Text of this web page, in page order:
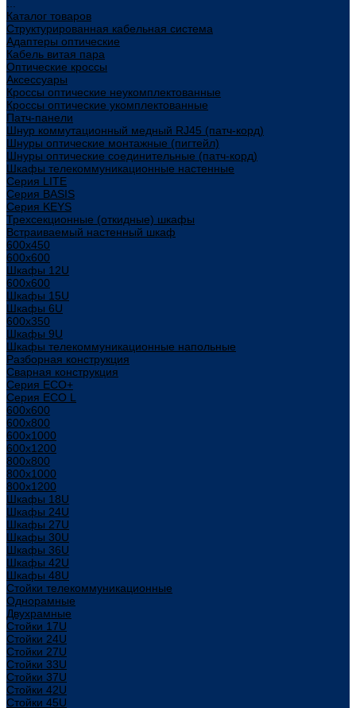
Каталог товаров
Структурированная кабельная система
Адаптеры оптические
Кабель витая пара
Оптические кроссы
Аксессуары
Кроссы оптические неукомплектованные
Кроссы оптические укомплектованные
Патч-панели
Шнур коммутационный медный RJ45 (патч-корд)
Шнуры оптические монтажные (пигтейл)
Шнуры оптические соединительные (патч-корд)
Шкафы телекоммуникационные настенные
Cерия LITE
Cерия BASIS
Cерия KEYS
Трехсекционные (откидные) шкафы
Встраиваемый настенный шкаф
600x450
600x600
Шкафы 12U
600x600
Шкафы 15U
Шкафы 6U
600x350
Шкафы 9U
Шкафы телекоммуникационные напольные
Разборная конструкция
Сварная конструкция
Серия ECO+
Серия ECO L
600x600
600x800
600х1000
600х1200
800x800
800х1000
800х1200
Шкафы 18U
Шкафы 24U
Шкафы 27U
Шкафы 30U
Шкафы 36U
Шкафы 42U
Шкафы 48U
Стойки телекоммуникационные
Однорамные
Двухрамные
Стойки 17U
Стойки 24U
Стойки 27U
Стойки 33U
Стойки 37U
Стойки 42U
Стойки 45U